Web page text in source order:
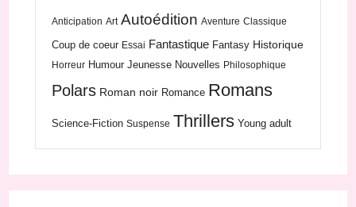
Anticipation Art Autoédition Aventure Classique
Coup de coeur Essai Fantastique Fantasy Historique
Horreur Humour Jeunesse Nouvelles Philosophique
Polars Roman noir Romance Romans
Science-Fiction Suspense Thrillers Young adult